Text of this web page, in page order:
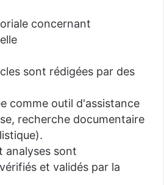
concernant
sont rédigées par des
comme outil d'assistance
recherche documentaire
analyses sont
et validés par la